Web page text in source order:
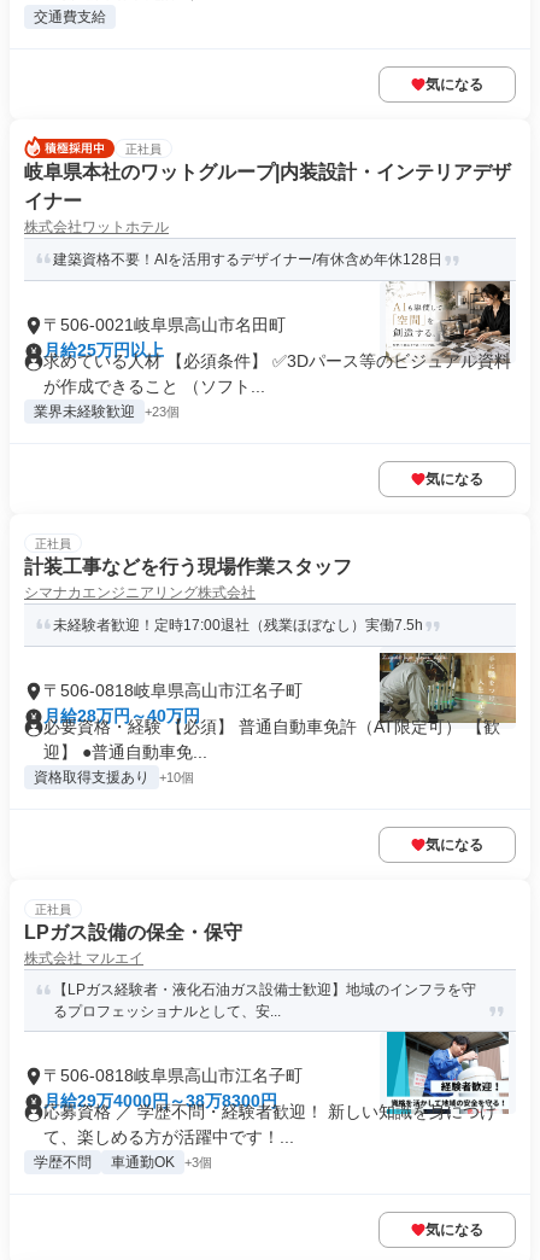
交通費支給
気になる
正社員
岐阜県本社のワットグループ|内装設計・インテリアデザ
イナー
株式会社ワットホテル
建築資格不要！AIを活用するデザイナー/有休含め年休128日
〒506-0021岐阜県高山市名田町
月給25万円以上
求めている人材 【必須条件】 ✅3Dパース等のビジュアル資料
が作成できること （ソフト...
業界未経験歓迎 +23個
気になる
正社員
計装工事などを行う現場作業スタッフ
シマナカエンジニアリング株式会社
未経験者歓迎！定時17:00退社（残業ほぼなし）実働7.5h
〒506-0818岐阜県高山市江名子町
月給28万円～40万円
必要資格・経験 【必須】 普通自動車免許（AT限定可） 【歓
迎】 ●普通自動車免...
資格取得支援あり +10個
気になる
正社員
LPガス設備の保全・保守
株式会社 マルエイ
【LPガス経験者・液化石油ガス設備士歓迎】地域のインフラを守
るプロフェッショナルとして、安...
〒506-0818岐阜県高山市江名子町
月給29万4000円～38万8300円
応募資格 ／ 学歴不問・経験者歓迎！ 新しい知識を身につけ
て、楽しめる方が活躍中です！...
学歴不問 車通勤OK +3個
気になる